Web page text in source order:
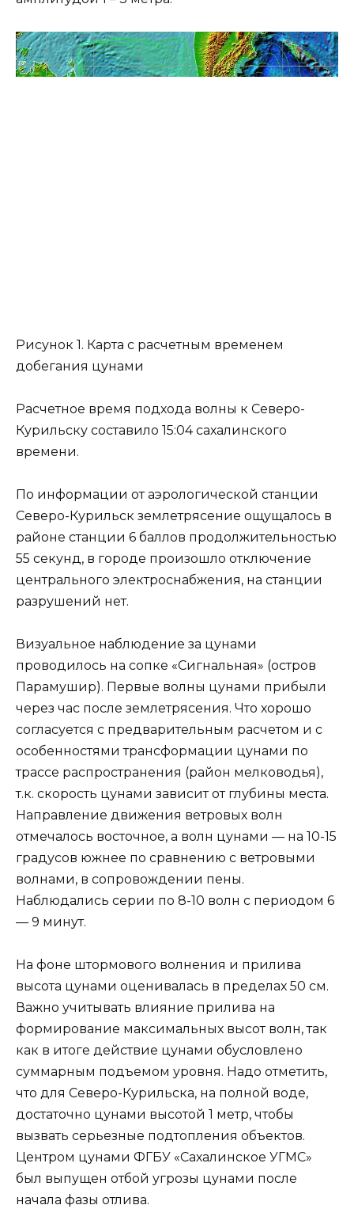
Рисунок 1. Карта с расчетным временем
добегания цунами
Расчетное время подхода волны к Северо-
Курильску составило 15:04 сахалинского
времени.
По информации от аэрологической станции
Северо-Курильск землетрясение ощущалось в
районе станции 6 баллов продолжительностью
55 секунд, в городе произошло отключение
центрального электроснабжения, на станции
разрушений нет.
Визуальное наблюдение за цунами
проводилось на сопке «Сигнальная» (остров
Парамушир). Первые волны цунами прибыли
через час после землетрясения. Что хорошо
согласуется с предварительным расчетом и с
особенностями трансформации цунами по
трассе распространения (район мелководья),
т.к. скорость цунами зависит от глубины места.
Направление движения ветровых волн
отмечалось восточное, а волн цунами — на 10-15
градусов южнее по сравнению с ветровыми
волнами, в сопровождении пены.
Наблюдались серии по 8-10 волн с периодом 6
— 9 минут.
На фоне штормового волнения и прилива
высота цунами оценивалась в пределах 50 см.
Важно учитывать влияние прилива на
формирование максимальных высот волн, так
как в итоге действие цунами обусловлено
суммарным подъемом уровня. Надо отметить,
что для Северо-Курильска, на полной воде,
достаточно цунами высотой 1 метр, чтобы
вызвать серьезные подтопления объектов.
Центром цунами ФГБУ «Сахалинское УГМС»
был выпущен отбой угрозы цунами после
начала фазы отлива.